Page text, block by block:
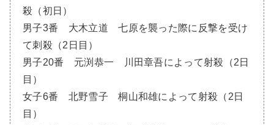
殺（初日）
男子3番 大木立道 七原を襲った際に反撃を受け
て刺殺（2日目）
男子20番 元渕恭一 川田章吾によって射殺（2日
目）
女子6番 北野雪子 桐山和雄によって射殺（2日
目）